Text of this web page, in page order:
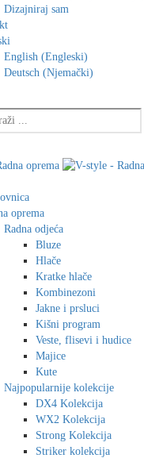
Dizajniraj sam
English (Engleski)
Deutsch (Njemački)
oprema
Radna odjeća
Bluze
Hlače
Kratke hlače
Kombinezoni
Jakne i prsluci
Kišni program
Veste, flisevi i hudice
Majice
Kute
Najpopularnije kolekcije
DX4 Kolekcija
WX2 Kolekcija
Strong Kolekcija
Striker kolekcija